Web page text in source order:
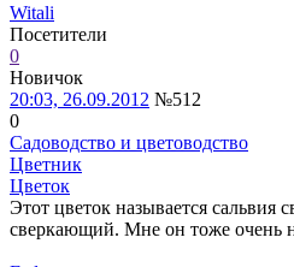
Witali
Посетители
0
Новичок
20:03, 26.09.2012 №512
0
Садоводство и цветоводство
Цветник
Цветок
Этот цветок называется сальвия
сверкающий. Мне он тоже очень